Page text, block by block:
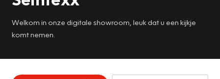
Welkom in onze digitale showroom, leuk dat u een kijkje
komt nemen.